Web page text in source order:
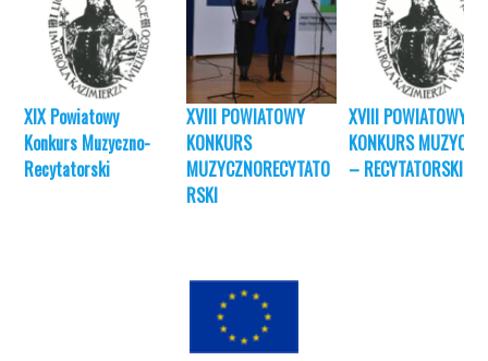
XIX Powiatowy
Konkurs Muzyczno-
Recytatorski
XVIII POWIATOWY
KONKURS
MUZYCZNORECYTATO
RSKI
XVIII POWIATOWY
KONKURS
– RECYTATORSKI